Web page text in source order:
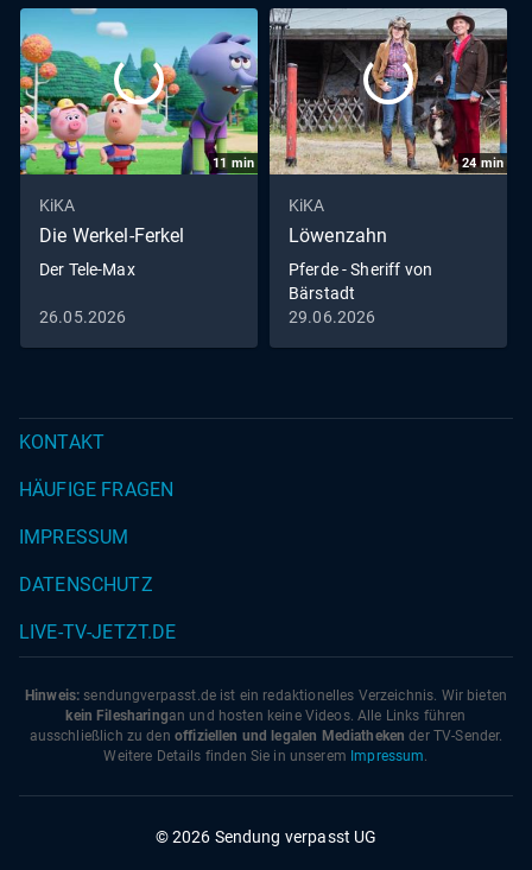
11 min
KiKA
Die Werkel-Ferkel
Der Tele-Max
26.05.2026
24 min
KiKA
Löwenzahn
Pferde - Sheriff von
Bärstadt
29.06.2026
KONTAKT
HÄUFIGE FRAGEN
IMPRESSUM
DATENSCHUTZ
LIVE-TV-JETZT.DE
Hinweis: sendungverpasst.de ist ein redaktionelles Verzeichnis. Wir bieten
kein Filesharingan und hosten keine Videos. Alle Links führen
ausschließlich zu den offiziellen und legalen Mediatheken der TV-Sender.
Weitere Details finden Sie in unserem Impressum.
© 2026 Sendung verpasst UG